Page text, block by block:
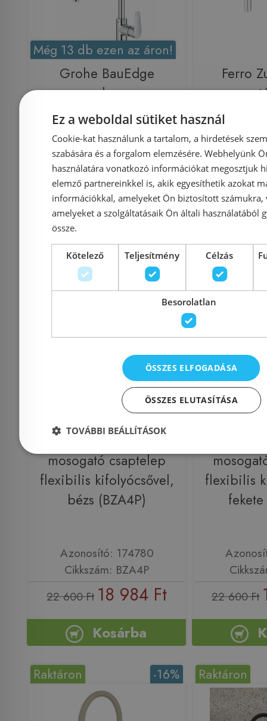
Még 13 db ezen az áron!
Grohe BauEdge
egykaros
mosogatócsaptelep
31367001
Azonosító: 179657
Cikkszám: 31367001
34 306 Ft 27 180 Ft
Kosárba
Ferro
flexibilis
fehér
-16%
Ferro Zumba álló
mosogató csaptelep
flexibilis kifolyócsővel,
bézs (BZA4P)
Azonosító: 174780
Cikkszám: BZA4P
22 600 Ft 18 984 Ft
Kosárba
Rendelésre
flexibilis
22 600 Ft
-16%
Raktáron Raktáron
Ez a weboldal sütiket használ
Cookie-kat használunk a tartalom, a hirdetések
szabására és a forgalom elemzésére. Webhelyünk
használatára vonatkozó információkat megosztjuk
elemző partnereinkkel is, akik egyesíthetik azokat
információkkal, amelyeket Ön biztosított számukra,
amelyeket a szolgáltatásaik Ön általi használatából
össze.
Kötelező Teljesítmény Célzás
Besorolatlan
ÖSSZES ELFOGADÁSA
ÖSSZES ELUTASÍTÁSA
TOVÁBBI BEÁLLÍTÁSOK